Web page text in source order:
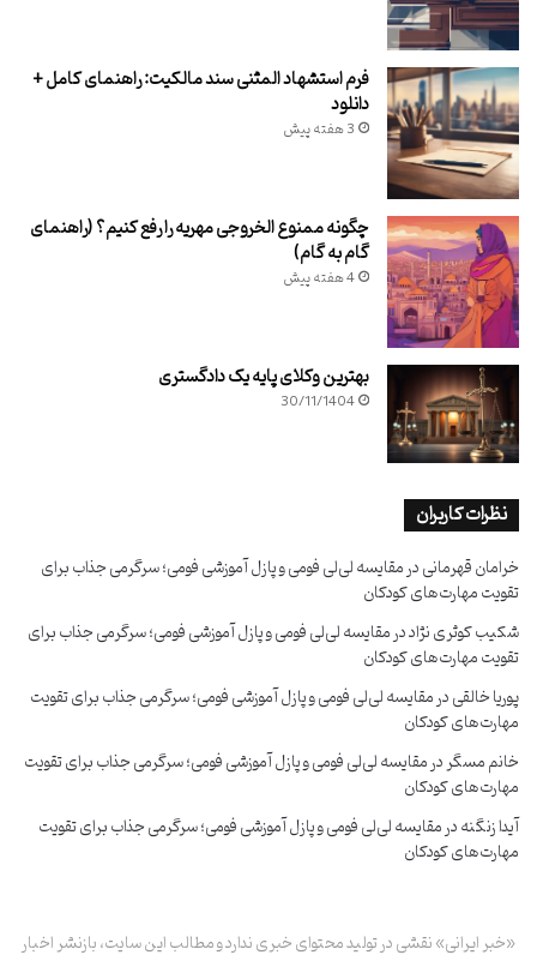
فرم استشهاد المثنی سند مالکیت: راهنمای کامل +
دانلود
3 هفته پیش
چگونه ممنوع الخروجی مهریه را رفع کنیم؟ (راهنمای
گام به گام)
4 هفته پیش
بهترین وکلای پایه یک دادگستری
30/11/1404
نظرات کاربران
خرامان قهرمانیدرمقایسه لی‌لی فومی و پازل آموزشی فومی؛ سرگرمی جذاب برای
تقویت مهارت‌های کودکان
شکیب کوثری نژاددرمقایسه لی‌لی فومی و پازل آموزشی فومی؛ سرگرمی جذاب برای
تقویت مهارت‌های کودکان
پوریا خالقیدرمقایسه لی‌لی فومی و پازل آموزشی فومی؛ سرگرمی جذاب برای تقویت
مهارت‌های کودکان
خانم مسگردرمقایسه لی‌لی فومی و پازل آموزشی فومی؛ سرگرمی جذاب برای تقویت
مهارت‌های کودکان
آیدا زنگنهدرمقایسه لی‌لی فومی و پازل آموزشی فومی؛ سرگرمی جذاب برای تقویت
مهارت‌های کودکان
«خبر ایرانی» نقشی در تولید محتوای خبری ندارد و مطالب این سایت، بازنشر اخبار